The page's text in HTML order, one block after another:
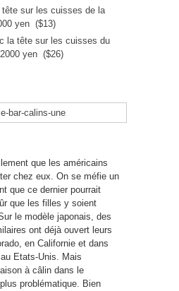
tête sur les cuisses de la
yen ($13)
la tête sur les cuisses du
yen ($26)
que les américains
chez eux. On se méfie un
que ce dernier pourrait
que les filles y soient
le modèle japonais, des
ont déjà ouvert leurs
en Californie et dans
au Etats-Unis. Mais
à câlin dans le
problématique. Bien